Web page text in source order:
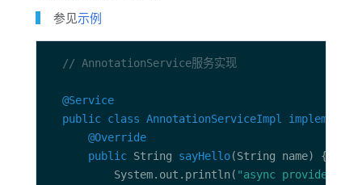
参见示例
// AnnotationService服务实现
@Service
public class AnnotationServiceImpl
implements
@Override
public String sayHello
          System.out.println(
"async provider